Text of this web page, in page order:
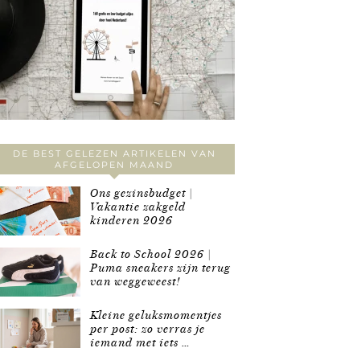
DE BEST GELEZEN ARTIKELEN VAN
AFGELOPEN MAAND
Ons gezinsbudget |
Vakantie zakgeld
kinderen 2026
Back to School 2026 |
Puma sneakers zijn terug
van weggeweest!
Kleine geluksmomentjes
per post: zo verras je
iemand met iets …